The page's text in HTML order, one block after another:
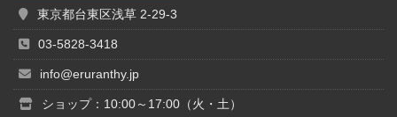
東京都台東区浅草 2-29-3
03-5828-3418
info@eruranthy.jp
ショップ：10:00～17:00（火・土）